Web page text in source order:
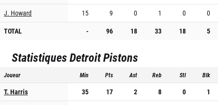
J. Howard
15 9 0 1 0
0
TOTAL
- 96 18 33 18 5
StatistiquesDetroit Pistons
Joueur Min Pts Ast Reb Stl Blk
T. Harris 35 17 2 8 0
1